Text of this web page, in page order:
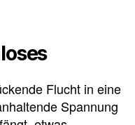
Flucht in eine
Spannung